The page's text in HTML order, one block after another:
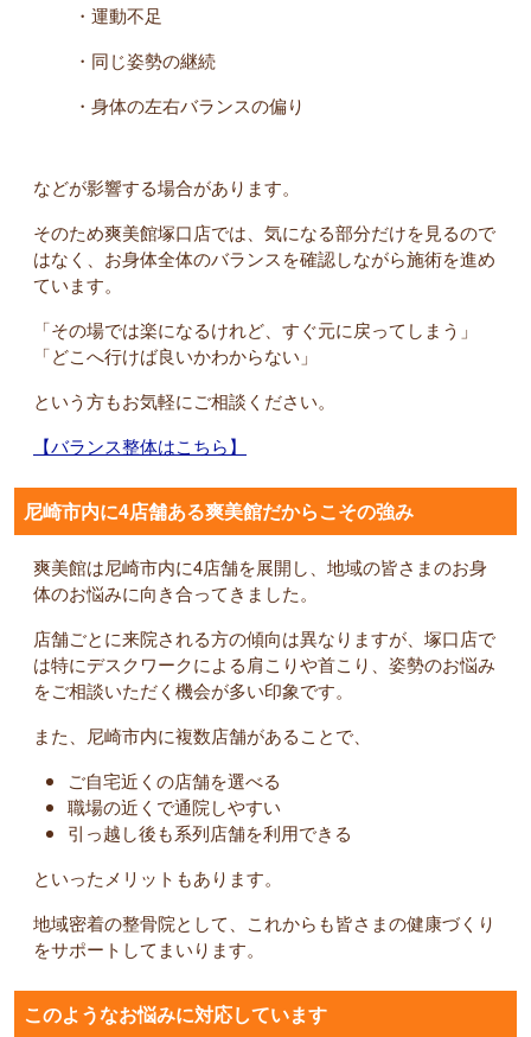
・運動不足
・同じ姿勢の継続
・身体の左右バランスの偏り
などが影響する場合があります。
そのため爽美館塚口店では、気になる部分だけを見るので
はなく、お身体全体のバランスを確認しながら施術を進め
ています。
「その場では楽になるけれど、すぐ元に戻ってしまう」
「どこへ行けば良いかわからない」
という方もお気軽にご相談ください。
【バランス整体はこちら】
尼崎市内に4店舗ある爽美館だからこその強み
爽美館は尼崎市内に4店舗を展開し、地域の皆さまのお身
体のお悩みに向き合ってきました。
店舗ごとに来院される方の傾向は異なりますが、塚口店で
は特にデスクワークによる肩こりや首こり、姿勢のお悩み
をご相談いただく機会が多い印象です。
また、尼崎市内に複数店舗があることで、
ご自宅近くの店舗を選べる
職場の近くで通院しやすい
引っ越し後も系列店舗を利用できる
といったメリットもあります。
地域密着の整骨院として、これからも皆さまの健康づくり
をサポートしてまいります。
このようなお悩みに対応しています